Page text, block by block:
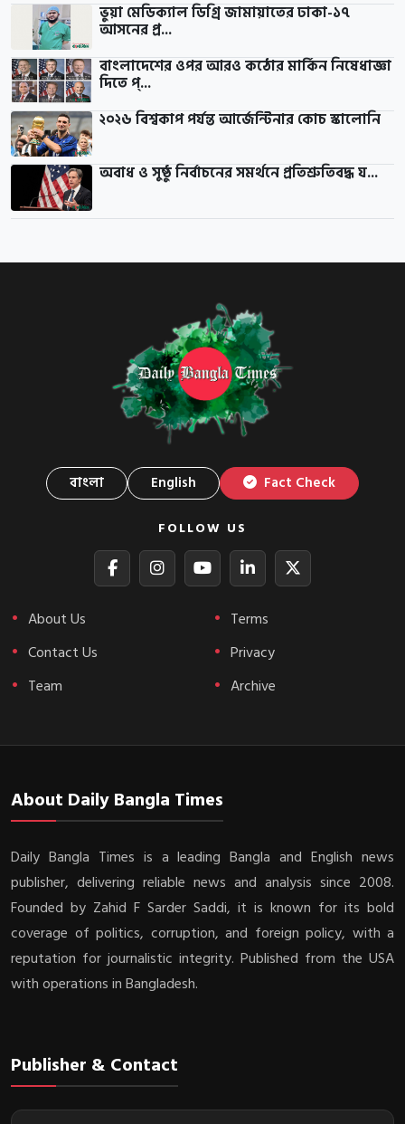
ভুয়া মেডিক্যাল ডিগ্রি জামায়াতের ঢাকা-১৭
আসনের প্র...
বাংলাদেশের ওপর আরও কঠোর মার্কিন নিষেধাজ্ঞা
দিতে প্...
২০২৬ বিশ্বকাপ পর্যন্ত আর্জেন্টিনার কোচ স্কালোনি
অবাধ ও সুষ্ঠু নির্বাচনের সমর্থনে প্রতিশ্রুতিবদ্ধ য...
বাংলা English Fact Check
FOLLOW US
About Us
Contact Us
Team
Terms
Privacy
Archive
About Daily Bangla Times
Daily Bangla Times is a leading Bangla and English news
publisher, delivering reliable news and analysis since 2008.
Founded by Zahid F Sarder Saddi, it is known for its bold
coverage of politics, corruption, and foreign policy, with a
reputation for journalistic integrity. Published from the USA
with operations in Bangladesh.
Publisher & Contact